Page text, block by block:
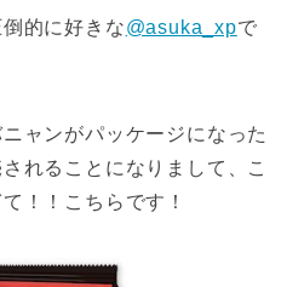
的に好きな@asuka_xpで
ャンがパッケージになった
れることになりまして、こ
！！こちらです！